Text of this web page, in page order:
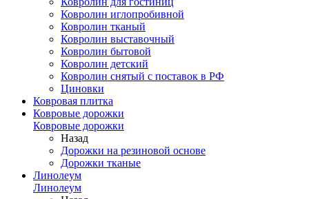
Ковролин иглопробивной
Ковролин тканый
Ковролин выставочный
Ковролин бытовой
Ковролин детский
Ковролин снятый с поставок в РФ
Циновки
Ковровая плитка
Ковровые дорожки
Ковровые дорожки
Назад
Дорожки на резиновой основе
Дорожки тканые
Линолеум
Линолеум